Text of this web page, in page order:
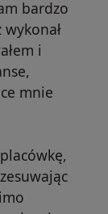
bardzo
i
mnie